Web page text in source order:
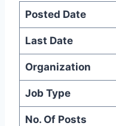
Posted Date
Last Date
Organization
Job Type
No. Of Posts